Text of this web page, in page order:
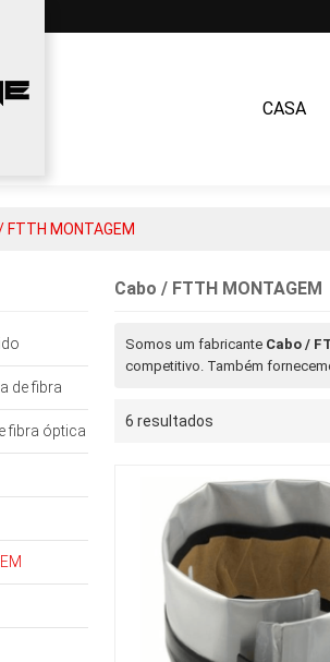
CASA
FTTH MONTAGEM
de fibra
fibra óptica
Cabo / FTTH MONTAGEM
Somos um fabricante Cabo /
competitivo. Também
6 resultados